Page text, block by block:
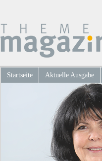
Startseite Aktuelle Ausgabe